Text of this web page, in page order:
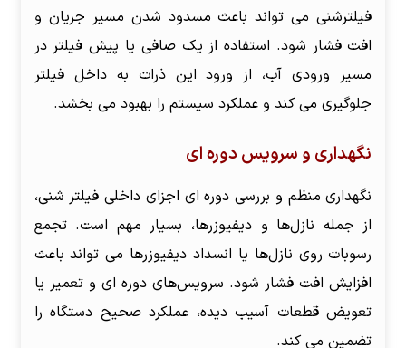
فیلترشنی می تواند باعث مسدود شدن مسیر جریان و
افت فشار شود. استفاده از یک صافی یا پیش فیلتر در
مسیر ورودی آب، از ورود این ذرات به داخل فیلتر
جلوگیری می کند و عملکرد سیستم را بهبود می بخشد.
نگهداری و سرویس دوره ای
نگهداری منظم و بررسی دوره ای اجزای داخلی فیلتر شنی،
از جمله نازل‌ها و دیفیوزرها، بسیار مهم است. تجمع
رسوبات روی نازل‌ها یا انسداد دیفیوزرها می تواند باعث
افزایش افت فشار شود. سرویس‌های دوره ای و تعمیر یا
تعویض قطعات آسیب دیده، عملکرد صحیح دستگاه را
تضمین می کند.